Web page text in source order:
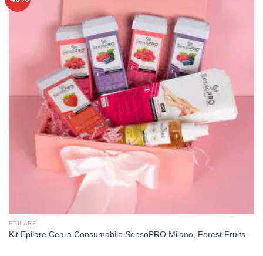
EPILARE
Kit Epilare Ceara Consumabile SensoPRO Milano, Forest Fruits